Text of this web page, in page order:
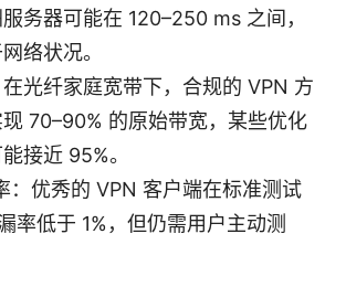
务器可能在 120–250 ms 之间，
络状况。
光纤家庭宽带下，合规的 VPN 方
70–90% 的原始带宽，某些优化
接近 95%。
：优秀的 VPN 客户端在标准测试
率低于 1%，但仍需用户主动测